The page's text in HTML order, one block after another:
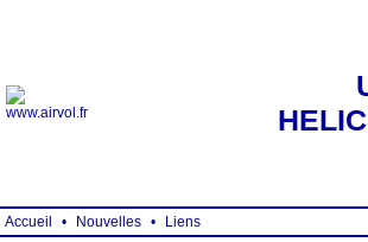
Accueil • Nouvelles • Liens